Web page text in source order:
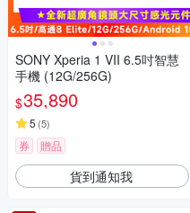
SONY Xperia 1 VII 6.5吋智慧
手機 (12G/256G)
$35,890
5 (5)
券 贈品
貨到通知我